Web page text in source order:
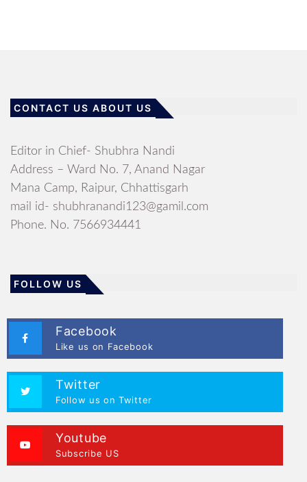
CONTACT US ABOUT US
Editor in Chief- Shubhra Nandi
Address – Ward No. 7, Anand Nagar
Mana Camp, Raipur, Chhattisgarh
mail id- shubhranandi123@gamil.com
Phone. No. 7566934441
FOLLOW US
Facebook
Like us on Facebook
Twitter
Follow us on Twitter
Youtube
Subscribe US